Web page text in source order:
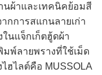
นผ้าและเทคนิคย้อมสี
กการสแกนลายเก่า
นแจ็กเก็ตฮู้ดผ้า
พ์ลายพรางที่ใช้เม็ด
ฮไลต์คือ MUSSOLA